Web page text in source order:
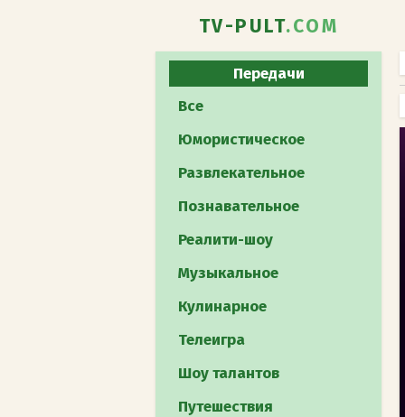
TV-PULT.COM
Передачи
Все
Юмористическое
Развлекательное
Познавательное
Реалити-шоу
Музыкальное
Кулинарное
Телеигра
Шоу талантов
Путешествия